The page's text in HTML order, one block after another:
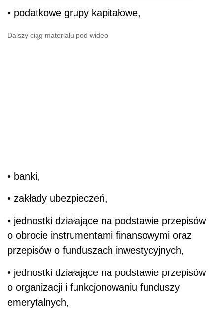
• podatkowe grupy kapitałowe,
Dalszy ciąg materiału pod wideo
• banki,
• zakłady ubezpieczeń,
• jednostki działające na podstawie przepisów
o obrocie instrumentami finansowymi oraz
przepisów o funduszach inwestycyjnych,
• jednostki działające na podstawie przepisów
o organizacji i funkcjonowaniu funduszy
emerytalnych,